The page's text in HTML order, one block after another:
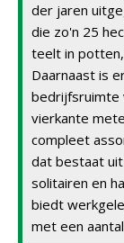
der jaren
die zo'n 25
teelt in
Daarnaast is
bedrijfsruimte
vierkante
compleet
dat bestaat
solitairen en
biedt
met een